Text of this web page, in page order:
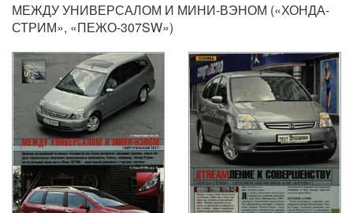
МЕЖДУ УНИВЕРСАЛОМ И МИНИ-ВЭНОМ («ХОНДА-
СТРИМ», «ПЕЖО-307SW»)